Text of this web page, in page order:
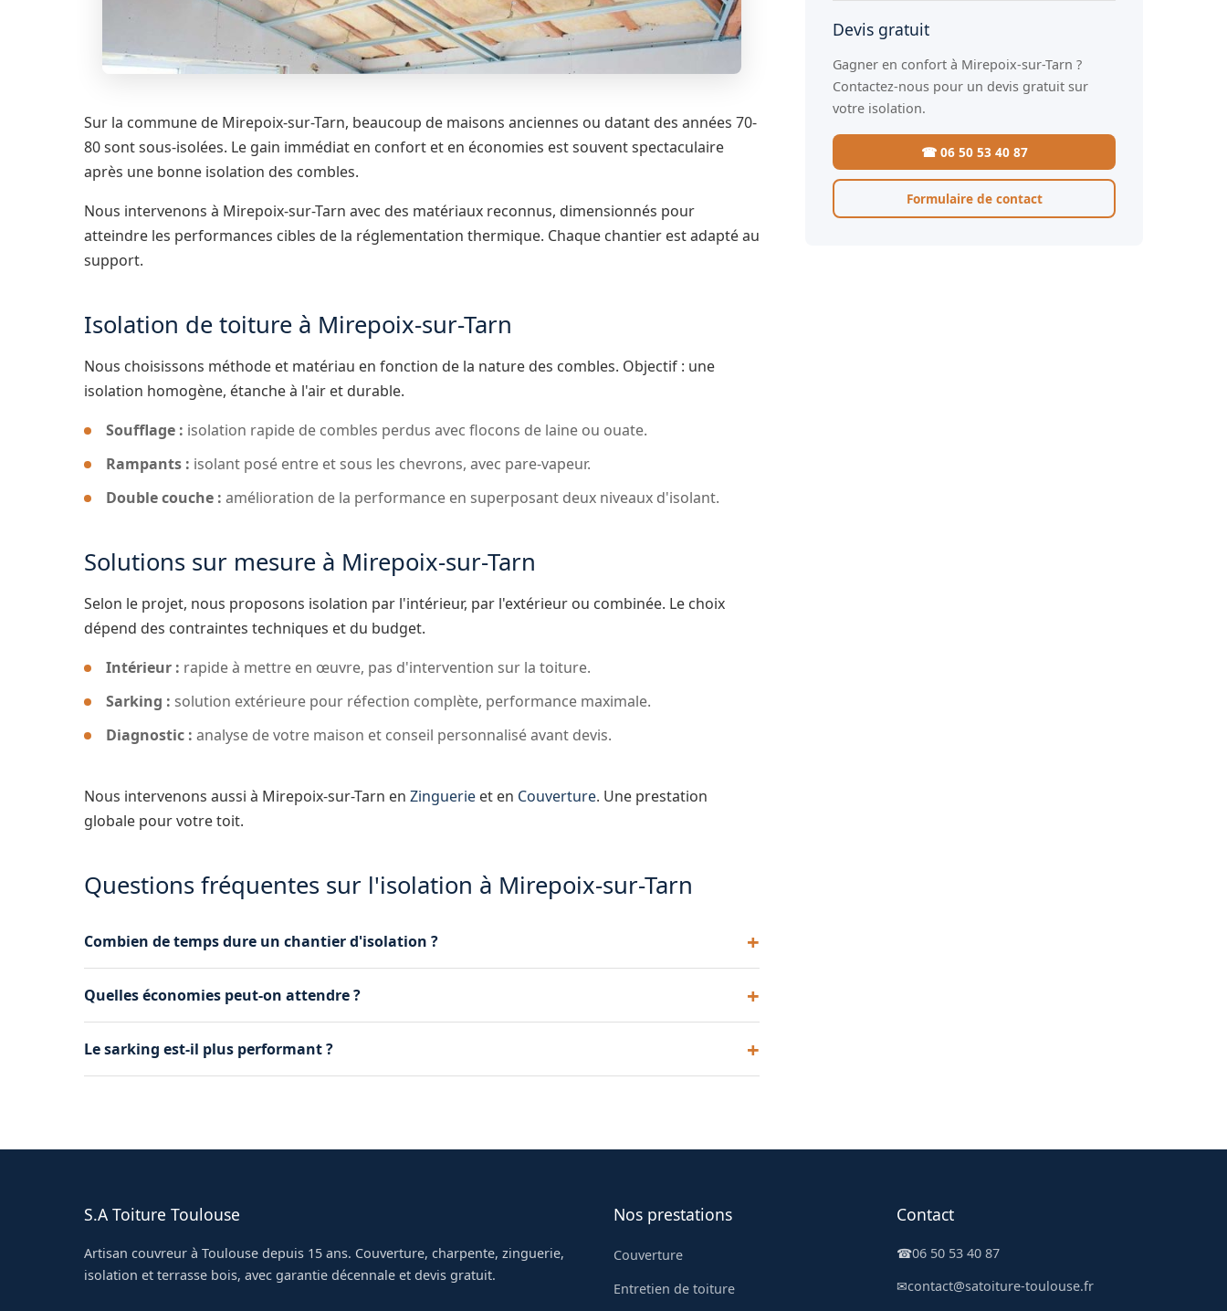
Sur la commune de Mirepoix-sur-Tarn, beaucoup de maisons anciennes ou datant des années 70-
80 sont sous-isolées. Le gain immédiat en confort et en économies est souvent spectaculaire
après une bonne isolation des combles.
Nous intervenons à Mirepoix-sur-Tarn avec des matériaux reconnus, dimensionnés pour
atteindre les performances cibles de la réglementation thermique. Chaque chantier est adapté au
support.
Isolation de toiture à Mirepoix-sur-Tarn
Nous choisissons méthode et matériau en fonction de la nature des combles. Objectif : une
isolation homogène, étanche à l'air et durable.
Soufflage : isolation rapide de combles perdus avec flocons de laine ou ouate.
Rampants : isolant posé entre et sous les chevrons, avec pare-vapeur.
Double couche : amélioration de la performance en superposant deux niveaux d'isolant.
Solutions sur mesure à Mirepoix-sur-Tarn
Selon le projet, nous proposons isolation par l'intérieur, par l'extérieur ou combinée. Le choix
dépend des contraintes techniques et du budget.
Intérieur : rapide à mettre en œuvre, pas d'intervention sur la toiture.
Sarking : solution extérieure pour réfection complète, performance maximale.
Diagnostic : analyse de votre maison et conseil personnalisé avant devis.
Nous intervenons aussi à Mirepoix-sur-Tarn en Zinguerie et en Couverture. Une prestation
globale pour votre toit.
Questions fréquentes sur l'isolation à Mirepoix-sur-Tarn
Combien de temps dure un chantier d'isolation ?
rampants ou du sarking.
Quelles économies peut-on attendre ?
chauffage.
Le sarking est-il plus performant ?
Devis gratuit
Gagner en confort à Mirepoix-sur-Tarn ?
Contactez-nous pour un devis gratuit sur
votre isolation.
☎ 06 50 53 40 87
Formulaire de contact
S.A Toiture Toulouse
Artisan couvreur à Toulouse depuis 15 ans. Couverture, charpente, zinguerie,
isolation et terrasse bois, avec garantie décennale et devis gratuit.
Nos prestations
Couverture
Entretien de toiture
Contact
☎06 50 53 40 87
✉contact@satoiture-toulouse.fr